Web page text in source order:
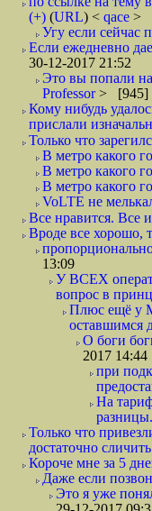
(+) (URL) < qace >
Угу если сейчас
Если ежедневно
30-12-2017 21:52
Это вы попали на
Professor> [945]
Кому нибудь
прислали
Только что
В метро какого
В метро какого
В метро какого
VoLTE не
Все нравится. Все
Вроде все хорошо,
13:09
У ВСЕХ
вопрос в
Плюс ещё у
оставшимся
О боги
2017 14:44
при
На
Только что
достаточно
Короче мне за 5
Даже если
Это я уже